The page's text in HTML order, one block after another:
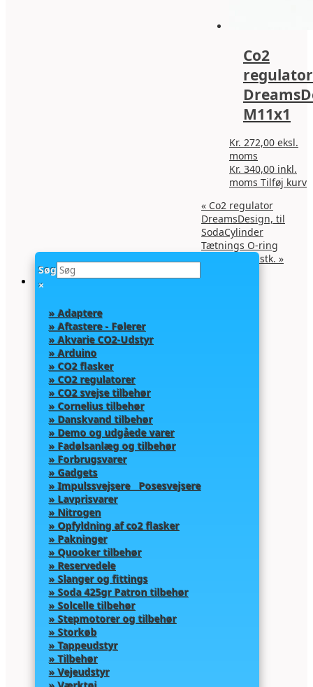
Co2
regulator
M11x1
Kr. 272,00 eksl.
moms
Kr. 340,00 inkl.
moms Tilføj kurv
« Co2 regulator
DreamsDesign, til
SodaCylinder
Tætnings O-ring
M18*3,5 – 5 stk. »
Søg
×
» Adaptere
» Aftastere - Følerer
» Akvarie CO2-Udstyr
» Arduino
» CO2 flasker
» CO2 regulatorer
» CO2 svejse tilbehør
» Cornelius tilbehør
» Danskvand tilbehør
» Demo og udgåede varer
» Fadølsanlæg og tilbehør
» Forbrugsvarer
» Gadgets
» Impulssvejsere Posesvejsere
» Lavprisvarer
» Nitrogen
» Opfyldning af co2 flasker
» Pakninger
» Quooker tilbehør
» Reservedele
» Slanger og fittings
» Soda 425gr Patron tilbehør
» Solcelle tilbehør
» Stepmotorer og tilbehør
» Storkøb
» Tappeudstyr
» Tilbehør
» Vejeudstyr